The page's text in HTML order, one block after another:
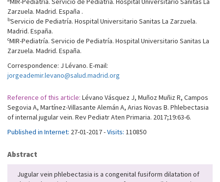
Zarzuela. Madrid. España .
bServicio de Pediatría. Hospital Universitario Sanitas La Zarzuela.
Madrid. España.
cMIR-Pediatría. Servicio de Pediatría. Hospital Universitario Sanitas La
Zarzuela. Madrid. España.
Correspondence: J Lévano. E-mail:
jorgeademir.levano@salud.madrid.org
Reference of this article: Lévano Vásquez J, Muñoz Muñiz R, Campos
Segovia A, Martínez-Villasante Alemán A, Arias Novas B. Phlebectasia
of internal jugular vein. Rev Pediatr Aten Primaria. 2017;19:63-6.
Published in Internet: 27-01-2017 -Visits: 110850
Abstract
Jugular vein phlebectasia is a congenital fusiform dilatation of